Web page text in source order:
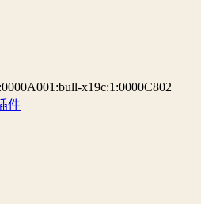
x19c:1:0000C802
件